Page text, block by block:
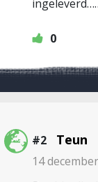
0
#2 Teun
14